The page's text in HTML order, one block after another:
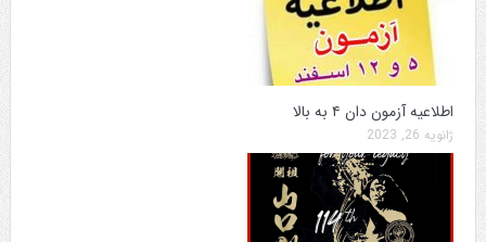
اطلاعیه آزمون دان ۴ به بالا
ژانویه 26, 2023